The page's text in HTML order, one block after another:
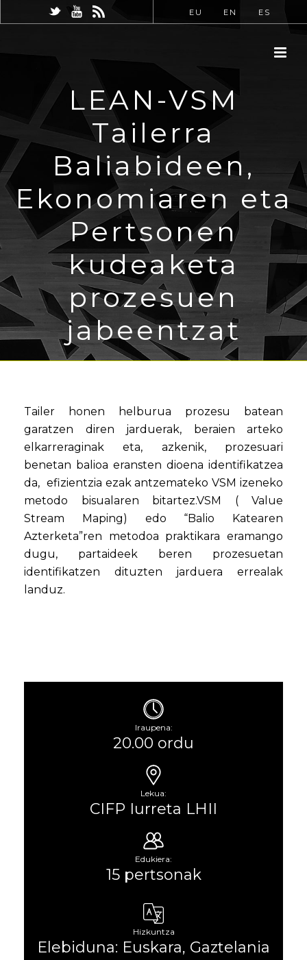
EU EN ES
LEAN-VSM
Tailerra
Baliabideen,
Ekonomiaren eta
Pertsonen
kudeaketa
prozesuen
jabeentzat
Tailer honen helburua prozesu batean
garatzen diren jarduerak, beraien arteko
elkarreraginak eta, azkenik, prozesuari
benetan balioa eransten dioena identifikatzea
da, efizientzia ezak antzemateko VSM izeneko
metodo bisualaren bitartez.VSM ( Value
Stream Maping) edo “Balio Katearen
Azterketa”ren metodoa praktikara eramango
dugu, partaideek beren prozesuetan
identifikatzen dituzten jarduera errealak
landuz.
Iraupena:
20.00 ordu
Lekua:
CIFP Iurreta LHII
Edukiera:
15 pertsonak
Hizkuntza
Elebiduna: Euskara, Gaztelania